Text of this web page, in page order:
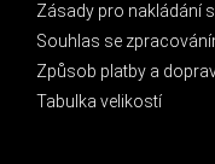
Zásady pro nakládání
Souhlas se
Způsob platby a
Tabulka velikostí